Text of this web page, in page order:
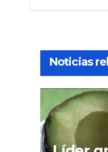
Noticias